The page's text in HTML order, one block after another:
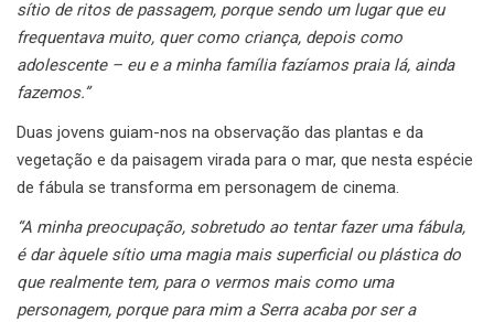
sítio de ritos de passagem, porque sendo um lugar que eu
frequentava muito, quer como criança, depois como
adolescente – eu e a minha família fazíamos praia lá, ainda
fazemos.”
Duas jovens guiam-nos na observação das plantas e da
vegetação e da paisagem virada para o mar, que nesta espécie
de fábula se transforma em personagem de cinema.
“A minha preocupação, sobretudo ao tentar fazer uma fábula,
é dar àquele sítio uma magia mais superficial ou plástica do
que realmente tem, para o vermos mais como uma
personagem, porque para mim a Serra acaba por ser a